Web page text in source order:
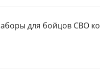
для бойцов СВО ко